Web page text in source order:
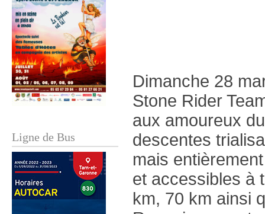
Ligne de Bus
Dimanche 28
Stone Rider
aux amoureux
descentes
mais
et accessibles à
km, 70 km ainsi